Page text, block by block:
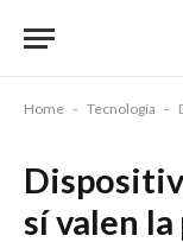
Home - Tecnología -
sí valen la